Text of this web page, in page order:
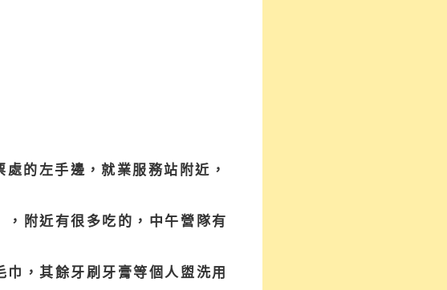
的左手邊，就業服務站附近，
附近有很多吃的，中午營隊有
，其餘牙刷牙膏等個人盥洗用